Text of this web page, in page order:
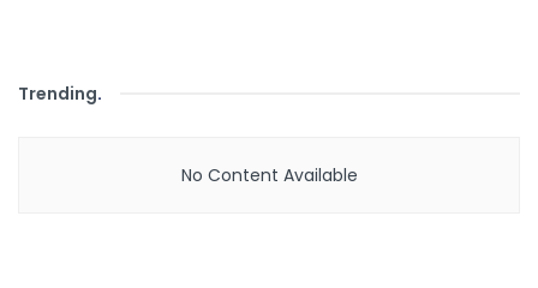
Trending.
No Content Available